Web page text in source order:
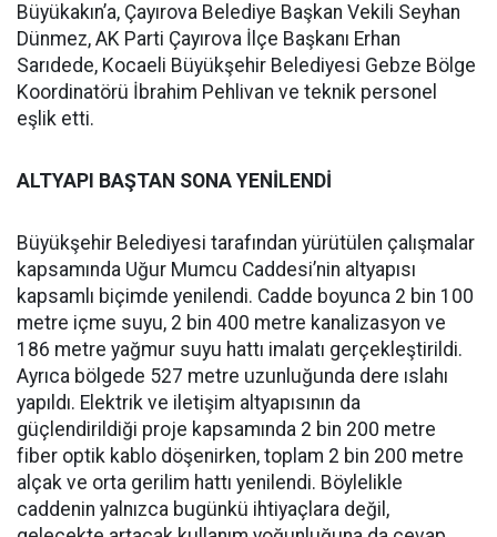
Büyükakın’a, Çayırova Belediye Başkan Vekili Seyhan
Dünmez, AK Parti Çayırova İlçe Başkanı Erhan
Sarıdede, Kocaeli Büyükşehir Belediyesi Gebze Bölge
Koordinatörü İbrahim Pehlivan ve teknik personel
eşlik etti.
ALTYAPI BAŞTAN SONA YENİLENDİ
Büyükşehir Belediyesi tarafından yürütülen çalışmalar
kapsamında Uğur Mumcu Caddesi’nin altyapısı
kapsamlı biçimde yenilendi. Cadde boyunca 2 bin 100
metre içme suyu, 2 bin 400 metre kanalizasyon ve
186 metre yağmur suyu hattı imalatı gerçekleştirildi.
Ayrıca bölgede 527 metre uzunluğunda dere ıslahı
yapıldı. Elektrik ve iletişim altyapısının da
güçlendirildiği proje kapsamında 2 bin 200 metre
fiber optik kablo döşenirken, toplam 2 bin 200 metre
alçak ve orta gerilim hattı yenilendi. Böylelikle
caddenin yalnızca bugünkü ihtiyaçlara değil,